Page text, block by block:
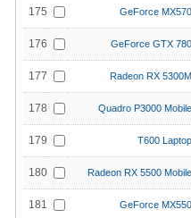
175 GeForce
176 GeForce GTX
177 Radeon RX
178 Quadro P3000
179 T600
180 Radeon RX 5500
181 GeForce